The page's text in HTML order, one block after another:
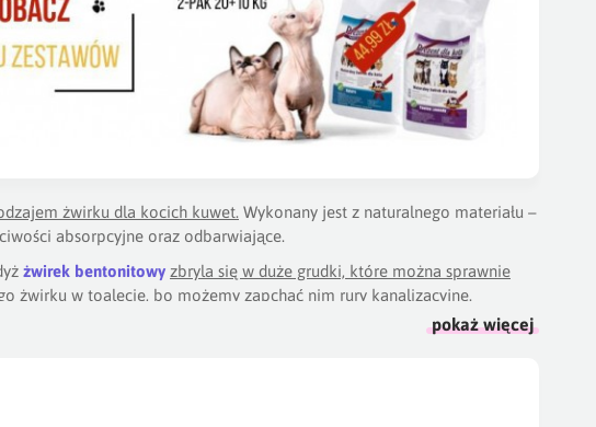
żwirku dla kocich kuwet. Wykonany jest z naturalnego materiału –
absorpcyjne oraz odbarwiające.
żwirek bentonitowy zbryla się w duże grudki, które można sprawnie
żwirku w toalecie, bo możemy zapchać nim rury kanalizacyjne.
tym, że żwirek, który przyczepi się do kocich łapek i zostanie napokaż więcej